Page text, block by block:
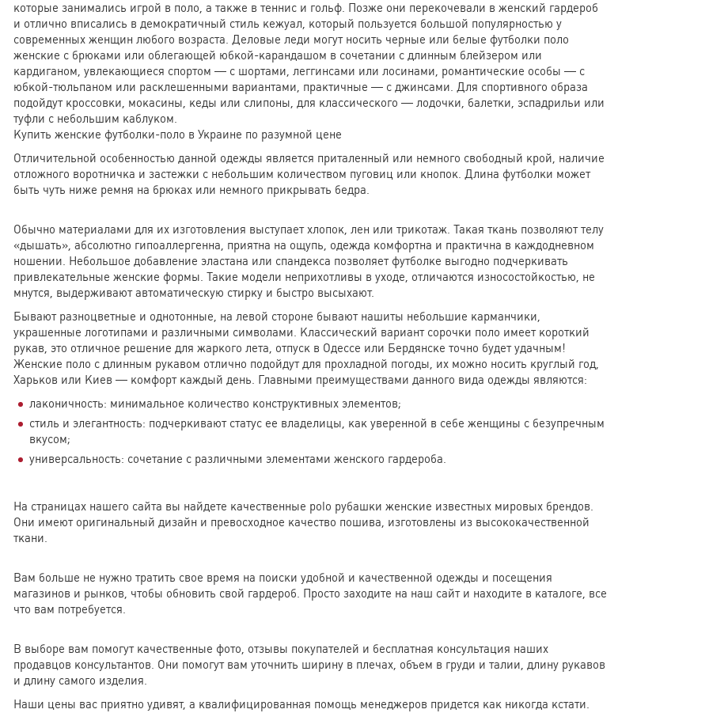
которые занимались игрой в поло, а также в теннис и гольф. Позже они перекочевали в женский гардероб
и отлично вписались в демократичный стиль кежуал, который пользуется большой популярностью у
современных женщин любого возраста. Деловые леди могут носить черные или белые футболки поло
женские с брюками или облегающей юбкой-карандашом в сочетании с длинным блейзером или
кардиганом, увлекающиеся спортом — с шортами, леггинсами или лосинами, романтические особы — с
юбкой-тюльпаном или расклешенными вариантами, практичные — с джинсами. Для спортивного образа
подойдут кроссовки, мокасины, кеды или слипоны, для классического — лодочки, балетки, эспадрильи или
туфли с небольшим каблуком.
Купить женские футболки-поло в Украине по разумной цене
Отличительной особенностью данной одежды является приталенный или немного свободный крой, наличие
отложного воротничка и застежки с небольшим количеством пуговиц или кнопок. Длина футболки может
быть чуть ниже ремня на брюках или немного прикрывать бедра.
Обычно материалами для их изготовления выступает хлопок, лен или трикотаж. Такая ткань позволяют телу
«дышать», абсолютно гипоаллергенна, приятна на ощупь, одежда комфортна и практична в каждодневном
ношении. Небольшое добавление эластана или спандекса позволяет футболке выгодно подчеркивать
привлекательные женские формы. Такие модели неприхотливы в уходе, отличаются износостойкостью, не
мнутся, выдерживают автоматическую стирку и быстро высыхают.
Бывают разноцветные и однотонные, на левой стороне бывают нашиты небольшие карманчики,
украшенные логотипами и различными символами. Классический вариант сорочки поло имеет короткий
рукав, это отличное решение для жаркого лета, отпуск в Одессе или Бердянске точно будет удачным!
Женские поло с длинным рукавом отлично подойдут для прохладной погоды, их можно носить круглый год,
Харьков или Киев — комфорт каждый день. Главными преимуществами данного вида одежды являются:
лаконичность: минимальное количество конструктивных элементов;
стиль и элегантность: подчеркивают статус ее владелицы, как уверенной в себе женщины с безупречным
вкусом;
универсальность: сочетание с различными элементами женского гардероба.
На страницах нашего сайта вы найдете качественные polo рубашки женские известных мировых брендов.
Они имеют оригинальный дизайн и превосходное качество пошива, изготовлены из высококачественной
ткани.
Вам больше не нужно тратить свое время на поиски удобной и качественной одежды и посещения
магазинов и рынков, чтобы обновить свой гардероб. Просто заходите на наш сайт и находите в каталоге, все
что вам потребуется.
В выборе вам помогут качественные фото, отзывы покупателей и бесплатная консультация наших
продавцов консультантов. Они помогут вам уточнить ширину в плечах, объем в груди и талии, длину рукавов
и длину самого изделия.
Наши цены вас приятно удивят, а квалифицированная помощь менеджеров придется как никогда кстати.